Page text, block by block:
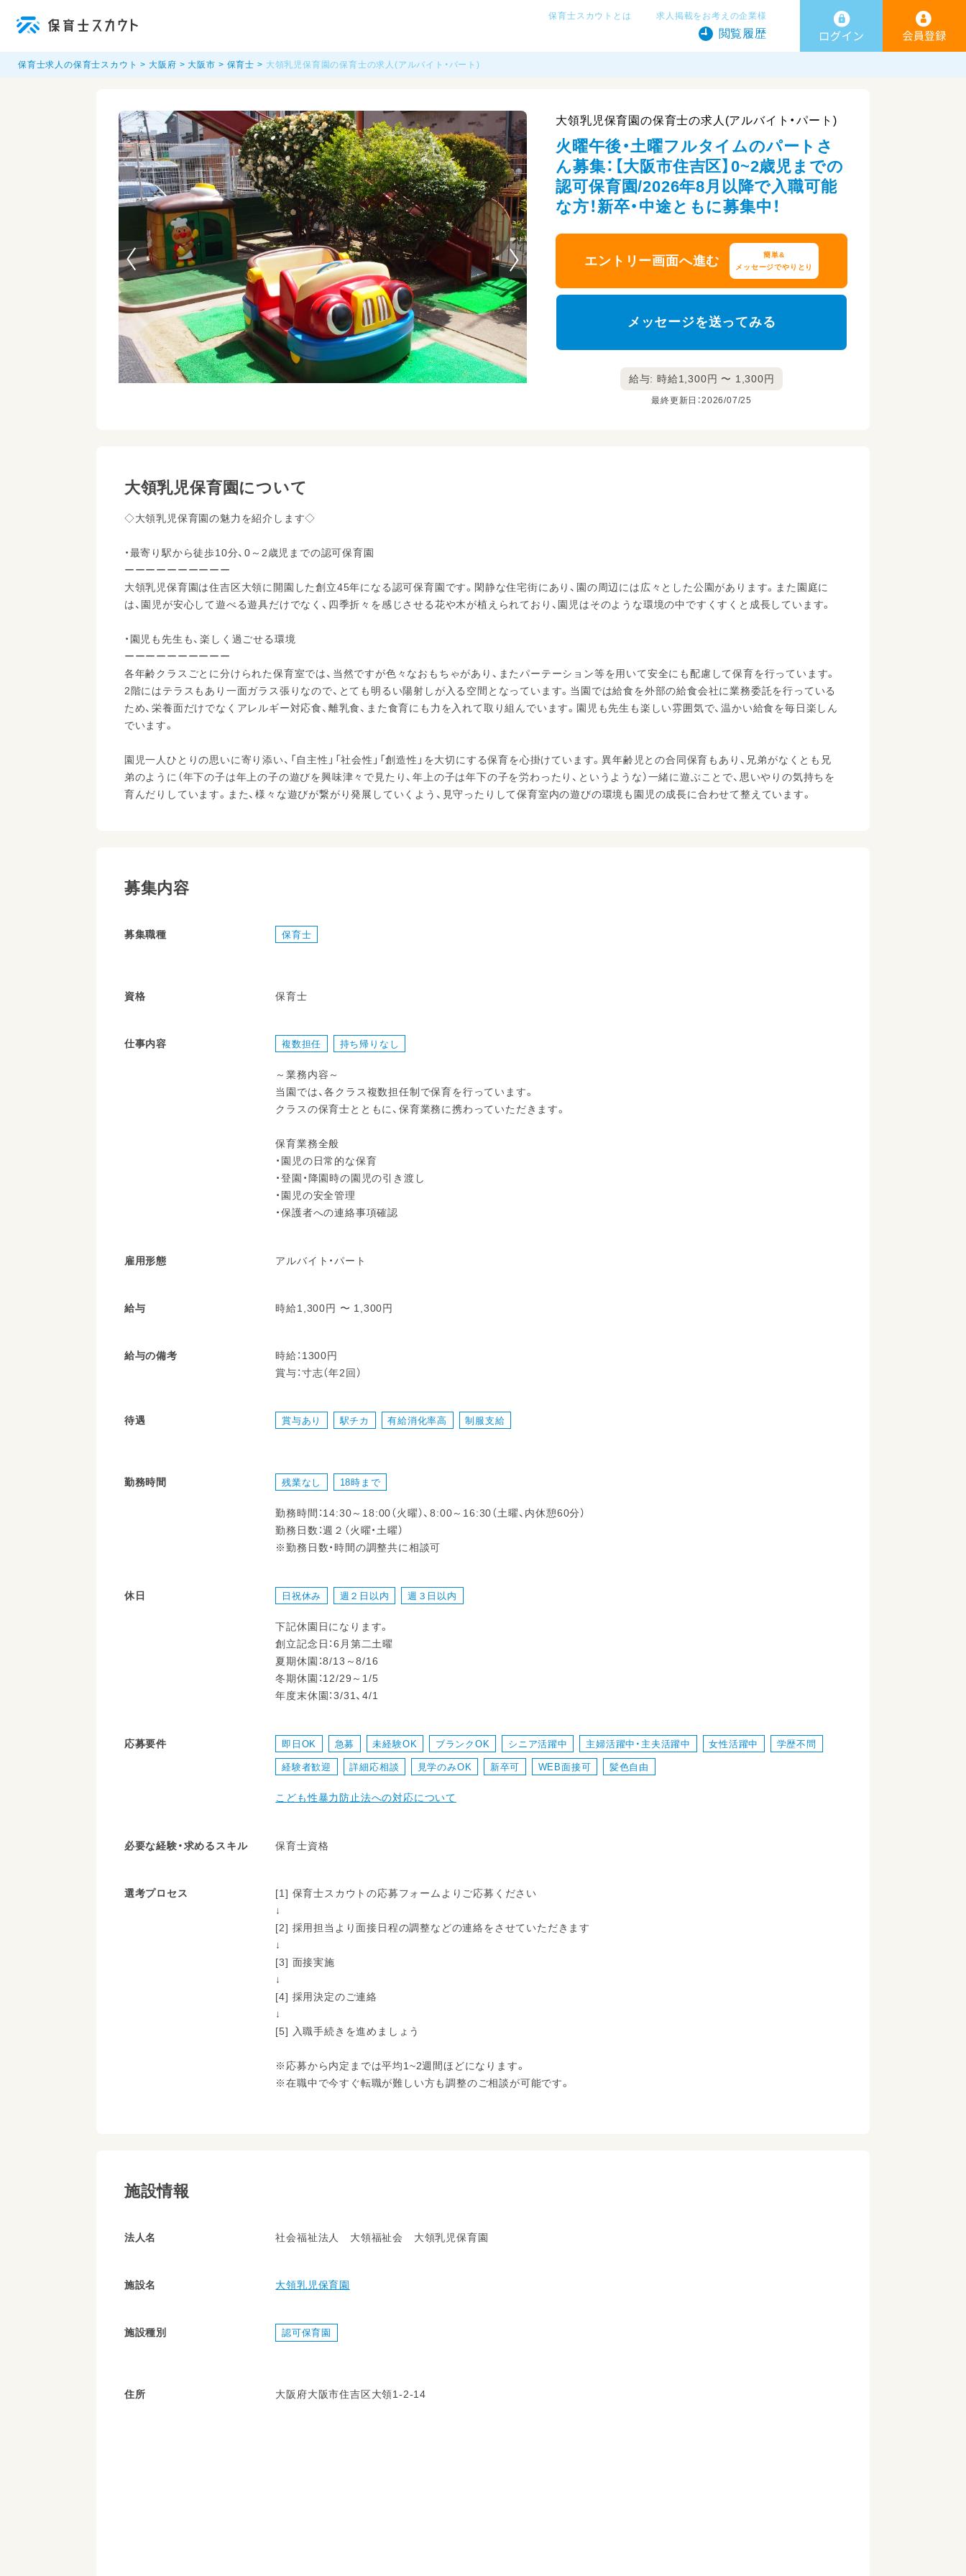
保育士スカウトとは 求人掲載をお考えの企業様
閲覧履歴
保育士求人の保育士スカウト 大阪府 大阪市 保育士 大領乳児保育園の保育士の求人(アルバイト・パート)
大領乳児保育園の保育士の求人(アルバイト・パート)
火曜午後・土曜フルタイムのパートさ
ん募集：【大阪市住吉区】0~2歳児までの
認可保育園/2026年8月以降で入職可能
な方！新卒・中途ともに募集中！
エントリー画面へ進む
簡単&
メッセージでやりとり
メッセージを送ってみる
給与: 時給1,300円 〜 1,300円
最終更新日：2026/07/25
大領乳児保育園について
◇大領乳児保育園の魅力を紹介します◇
・最寄り駅から徒歩10分、0～2歳児までの認可保育園
ーーーーーーーーーー
大領乳児保育園は住吉区大領に開園した創立45年になる認可保育園です。閑静な住宅街にあり、園の周辺には広々とした公園があります。また園庭に
は、園児が安心して遊べる遊具だけでなく、四季折々を感じさせる花や木が植えられており、園児はそのような環境の中ですくすくと成長しています。
・園児も先生も、楽しく過ごせる環境
ーーーーーーーーーー
各年齢クラスごとに分けられた保育室では、当然ですが色々なおもちゃがあり、またパーテーション等を用いて安全にも配慮して保育を行っています。
2階にはテラスもあり一面ガラス張りなので、とても明るい陽射しが入る空間となっています。当園では給食を外部の給食会社に業務委託を行っている
ため、栄養面だけでなくアレルギー対応食、離乳食、また食育にも力を入れて取り組んでいます。園児も先生も楽しい雰囲気で、温かい給食を毎日楽しん
でいます。
園児一人ひとりの思いに寄り添い、「自主性」「社会性」「創造性」を大切にする保育を心掛けています。異年齢児との合同保育もあり、兄弟がなくとも兄
弟のように（年下の子は年上の子の遊びを興味津々で見たり、年上の子は年下の子を労わったり、というような）一緒に遊ぶことで、思いやりの気持ちを
育んだりしています。また、様々な遊びが繋がり発展していくよう、見守ったりして保育室内の遊びの環境も園児の成長に合わせて整えています。
募集内容
募集職種 保育士
資格 保育士
仕事内容 複数担任 持ち帰りなし
～業務内容～
当園では、各クラス複数担任制で保育を行っています。
クラスの保育士とともに、保育業務に携わっていただきます。
保育業務全般
・園児の日常的な保育
・登園・降園時の園児の引き渡し
・園児の安全管理
・保護者への連絡事項確認
雇用形態 アルバイト・パート
給与 時給1,300円 〜 1,300円
給与の備考
時給：1300円
賞与：寸志（年2回）
待遇 賞与あり 駅チカ 有給消化率高 制服支給
勤務時間 残業なし 18時まで
勤務時間：14:30～18:00（火曜）、8:00～16:30（土曜、内休憩60分）
勤務日数：週２（火曜・土曜）
※勤務日数・時間の調整共に相談可
休日 日祝休み 週２日以内 週３日以内
下記休園日になります。
創立記念日：6月第二土曜
夏期休園：8/13～8/16
冬期休園：12/29～1/5
年度末休園：3/31、4/1
応募要件 即日OK 急募 未経験OK ブランクOK シニア活躍中 主婦活躍中・主夫活躍中 女性活躍中 学歴不問
経験者歓迎 詳細応相談 見学のみOK 新卒可 WEB面接可 髪色自由
こども性暴力防止法への対応について
必要な経験・求めるスキル 保育士資格
選考プロセス
[1] 保育士スカウトの応募フォームよりご応募ください
↓
[2] 採用担当より面接日程の調整などの連絡をさせていただきます
↓
[3] 面接実施
↓
[4] 採用決定のご連絡
↓
[5] 入職手続きを進めましょう
※応募から内定までは平均1~2週間ほどになります。
※在職中で今すぐ転職が難しい方も調整のご相談が可能です。
施設情報
法人名 社会福祉法人 大領福祉会 大領乳児保育園
施設名 大領乳児保育園
施設種別 認可保育園
住所 大阪府大阪市住吉区大領1-2-14